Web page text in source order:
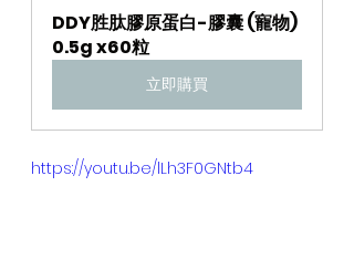
DDY胜肽膠原蛋白-膠囊 (寵物)
0.5g x60粒
立即購買
https://youtu.be/lLh3F0GNtb4